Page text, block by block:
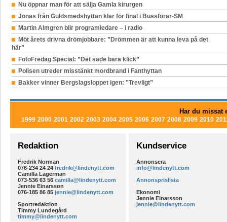
Nu öppnar man för att sälja Gamla kirurgen
Jonas från Guldsmedshyttan klar för final i Bussförar-SM
Martin Almgren blir programledare – i radio
Möt årets drivna drömjobbare: ”Drömmen är att kunna leva på det
här”
FotoFredag Special: ”Det sade bara klick”
Polisen utreder misstänkt mordbrand i Fanthyttan
Bakker vinner Bergslagsloppet igen: ”Trevligt”
Har du missat
1999 2000 2001 2002 2003 2004 2005 2006 2007 2008 2009 2010
Redaktion
Fredrik Norman
076-234 24 24 fredrik@lindenytt.com
Camilla Lagerman
073-536 63 56 camilla@lindenytt.com
Jennie Einarsson
076-185 86 85 jennie@lindenytt.com
Sportredaktion
Timmy Lundegård
timmy@lindenytt.com
Kundservice
Annonsera
info@lindenytt.com
Annonsprislista
Ekonomi
Jennie Einarsson
jennie@lindenytt.com